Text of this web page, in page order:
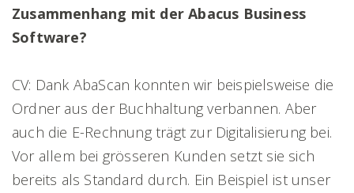
Zusammenhang mit der Abacus Business
Software?
CV: Dank AbaScan konnten wir beispielsweise die
Ordner aus der Buchhaltung verbannen. Aber
auch die E-Rechnung trägt zur Digitalisierung bei.
Vor allem bei grösseren Kunden setzt sie sich
bereits als Standard durch. Ein Beispiel ist unser